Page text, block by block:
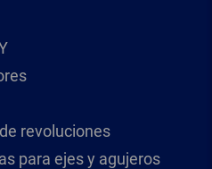
revoluciones
para ejes y agujeros